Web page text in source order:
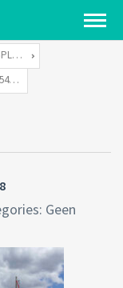
WATERVILLA MET LIGPLAATS
LANGE MUIDERWEG 544S WEESP-78
Geen